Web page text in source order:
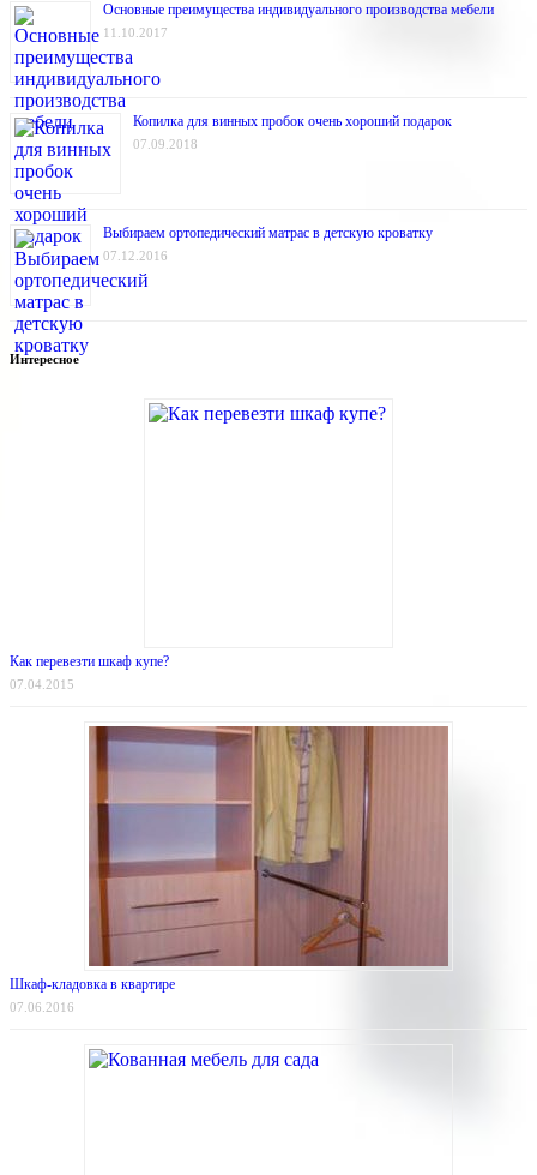
Основные преимущества индивидуального производства мебели
11.10.2017
Копилка для винных пробок очень хороший подарок
07.09.2018
Выбираем ортопедический матрас в детскую кроватку
07.12.2016
Интересное
Как перевезти шкаф купе?
07.04.2015
Шкаф-кладовка в квартире
07.06.2016